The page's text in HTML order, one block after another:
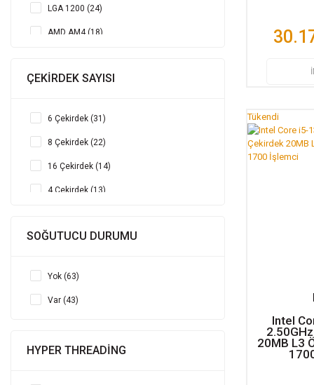
LGA 1200 (24)
AMD AM4 (18)
LGA2066 (1)
ÇEKİRDEK SAYISI
6 Çekirdek (31)
8 Çekirdek (22)
16 Çekirdek (14)
4 Çekirdek (13)
12 Çekirdek (6)
2 Çekirdek (1)
SOĞUTUCU DURUMU
Yok (63)
Var (43)
HYPER THREADİNG
Tükendi
Intel
20MB L3